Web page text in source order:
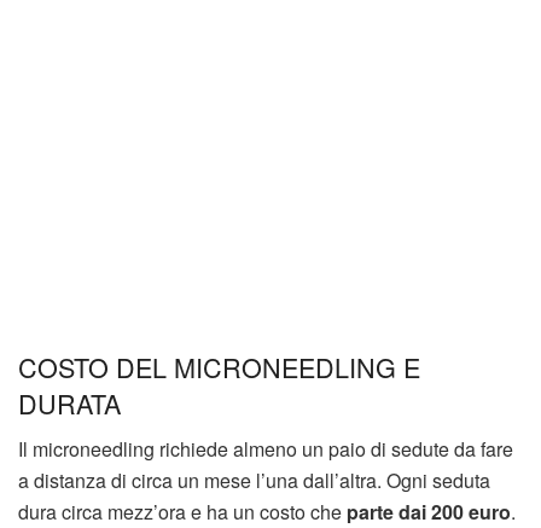
COSTO DEL MICRONEEDLING E
DURATA
Il microneedling richiede almeno un paio di sedute da fare
a distanza di circa un mese l’una dall’altra. Ogni seduta
dura circa mezz’ora e ha un costo che parte dai 200 euro.